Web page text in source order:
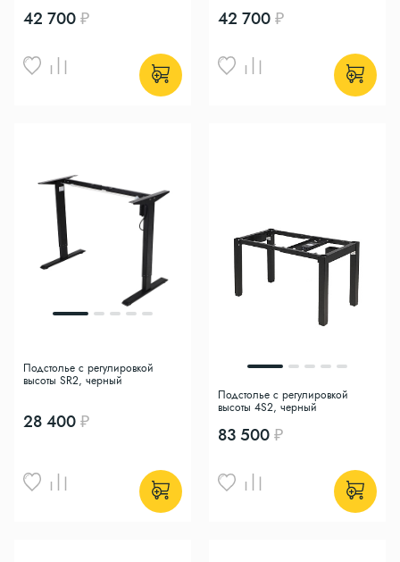
42 700 42 700
28 400
Подстолье с регулировкой
высоты SR2, черный
83 500
Подстолье с регулировкой
высоты 4S2, черный